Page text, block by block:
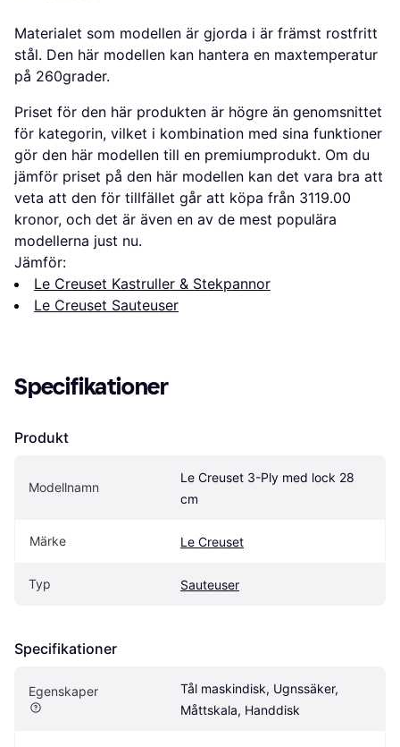
Materialet som modellen är gjorda i är främst rostfritt
stål. Den här modellen kan hantera en maxtemperatur
på 260grader.
Priset för den här produkten är högre än genomsnittet
för kategorin, vilket i kombination med sina funktioner
gör den här modellen till en premiumprodukt. Om du
jämför priset på den här modellen kan det vara bra att
veta att den för tillfället går att köpa från 3119.00
kronor, och det är även en av de mest populära
modellerna just nu.
Jämför:
Le Creuset Kastruller & Stekpannor
Le Creuset Sauteuser
Specifikationer
Produkt
Modellnamn
Le Creuset 3-Ply med lock 28
cm
Märke Le Creuset
Typ Sauteuser
Specifikationer
Egenskaper
Tål maskindisk, Ugnssäker,
Måttskala, Handdisk